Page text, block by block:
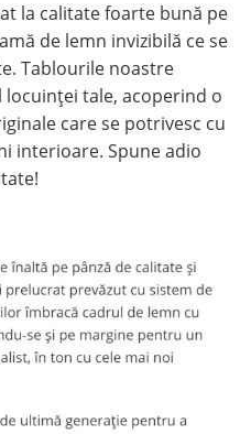
la calitate foarte bună pe
de lemn invizibilă ce se
Tablourile noastre
locuinței tale, acoperind o
care se potrivesc cu
interioare. Spune adio